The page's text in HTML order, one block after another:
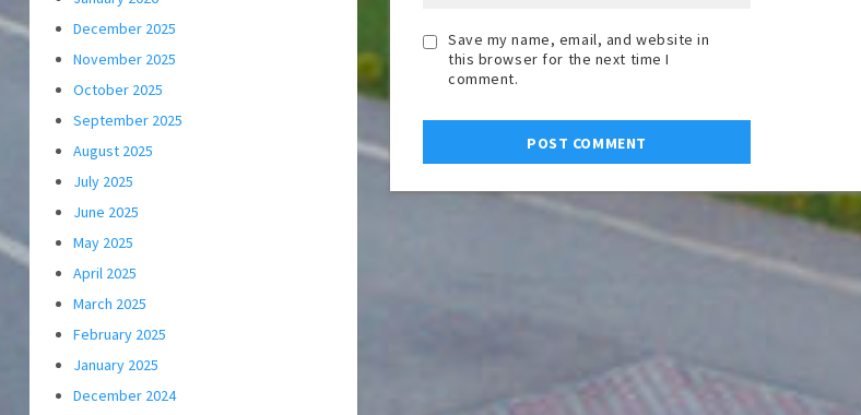
Save my name, email, and website in
this browser for the next time I
comment.
December 2025
November 2025
October 2025
September 2025
August 2025
July 2025
June 2025
May 2025
April 2025
March 2025
February 2025
January 2025
December 2024